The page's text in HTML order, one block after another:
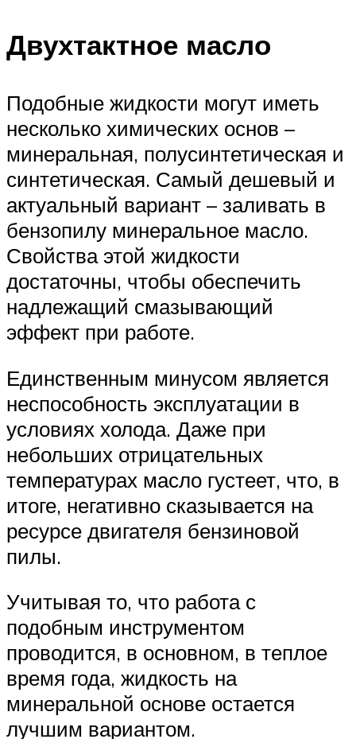
Двухтактное масло
Подобные жидкости могут иметь
несколько химических основ –
минеральная, полусинтетическая и
синтетическая. Самый дешевый и
актуальный вариант – заливать в
бензопилу минеральное масло.
Свойства этой жидкости
достаточны, чтобы обеспечить
надлежащий смазывающий
эффект при работе.
Единственным минусом является
неспособность эксплуатации в
условиях холода. Даже при
небольших отрицательных
температурах масло густеет, что, в
итоге, негативно сказывается на
ресурсе двигателя бензиновой
пилы.
Учитывая то, что работа с
подобным инструментом
проводится, в основном, в теплое
время года, жидкость на
минеральной основе остается
лучшим вариантом.